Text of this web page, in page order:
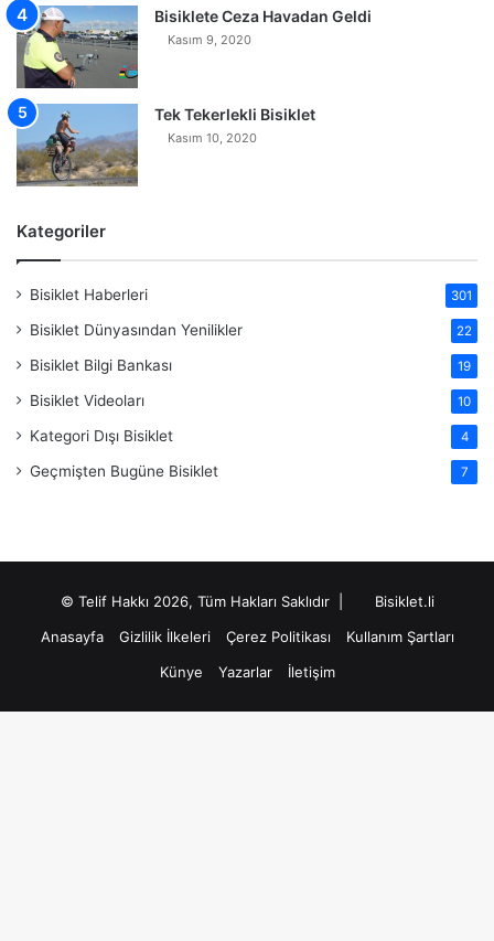
Bisiklete Ceza Havadan Geldi
Kasım 9, 2020
Tek Tekerlekli Bisiklet
Kasım 10, 2020
Kategoriler
Bisiklet Haberleri 301
Bisiklet Dünyasından Yenilikler 22
Bisiklet Bilgi Bankası 19
Bisiklet Videoları 10
Kategori Dışı Bisiklet 4
Geçmişten Bugüne Bisiklet 7
© Telif Hakkı 2026, Tüm Hakları Saklıdır |
Bisiklet.li
Anasayfa
Gizlilik İlkeleri Çerez Politikası
Kullanım Şartları
Künye
Yazarlar İletişim